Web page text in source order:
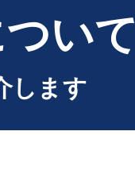
いて
します